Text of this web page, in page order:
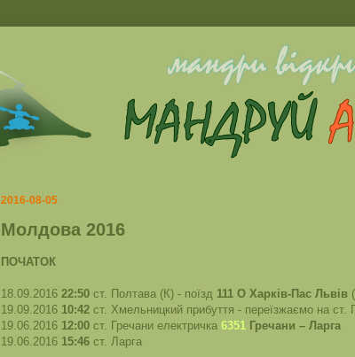
2016-08-05
Молдова 2016
ПОЧАТОК
18.09.2016 22:50 ст. Полтава (К) - поїзд 111 О Харків-Пас Львів
19.09.2016 10:42 ст. Хмельницкий прибуття - переїзжаємо на ст.
19.06.2016 12:00 ст. Гречани електричка 6351 Гречани – Ларга
19.06.2016 15:46 ст. Ларга